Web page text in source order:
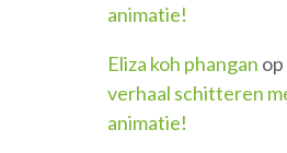
animatie!
Eliza koh phangan op
verhaal schitteren
animatie!